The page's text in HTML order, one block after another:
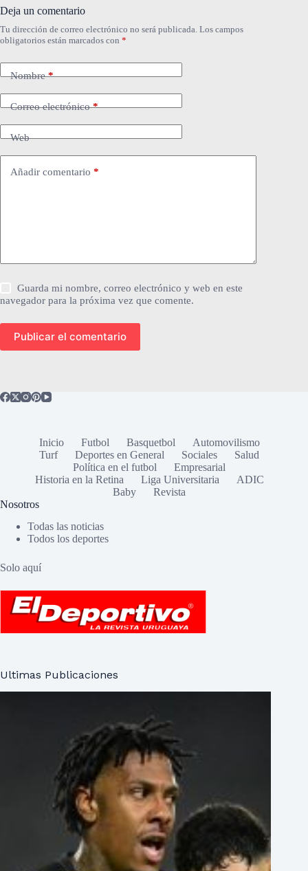
Deja un comentario
Tu dirección de correo electrónico no será publicada. Los campos
obligatorios están marcados con *
Nombre*
Correo electrónico*
Web
Añadir comentario *
Guarda mi nombre, correo electrónico y web en este
navegador para la próxima vez que comente.
Publicar el comentario
Inicio Futbol Basquetbol
Automovilismo
Turf
Deportes en General Sociales
Salud
Política en el futbol
Empresarial
Historia en la Retina
Liga Universitaria
ADIC
Baby
Revista
Nosotros
Todas las noticias
Todos los deportes
Solo aquí
Ultimas Publicaciones